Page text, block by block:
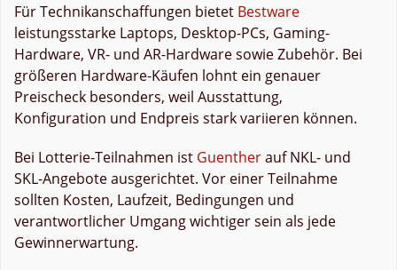
Für Technikanschaffungen bietet Bestware
leistungsstarke Laptops, Desktop-PCs, Gaming-
Hardware, VR- und AR-Hardware sowie Zubehör. Bei
größeren Hardware-Käufen lohnt ein genauer
Preischeck besonders, weil Ausstattung,
Konfiguration und Endpreis stark variieren können.
Bei Lotterie-Teilnahmen ist Guentherauf NKL- und
SKL-Angebote ausgerichtet. Vor einer Teilnahme
sollten Kosten, Laufzeit, Bedingungen und
verantwortlicher Umgang wichtiger sein als jede
Gewinnerwartung.